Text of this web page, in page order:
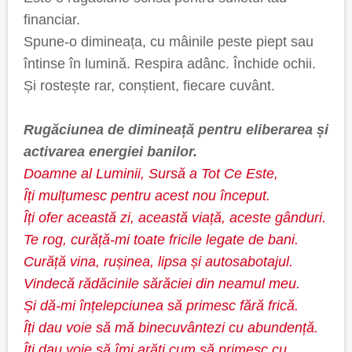
financiar.
Spune-o dimineața, cu mâinile peste piept sau
întinse în lumină. Respira adânc. Închide ochii.
Și rostește rar, conștient, fiecare cuvânt.
Rugăciunea de dimineață pentru eliberarea și
activarea energiei banilor.
Doamne al Luminii, Sursă a Tot Ce Este,
Îți mulțumesc pentru acest nou început.
Îți ofer această zi, această viață, aceste gânduri.
Te rog, curăță-mi toate fricile legate de bani.
Curăță vina, rușinea, lipsa și autosabotajul.
Vindecă rădăcinile sărăciei din neamul meu.
Și dă-mi înțelepciunea să primesc fără frică.
Îți dau voie să mă binecuvântezi cu abundență.